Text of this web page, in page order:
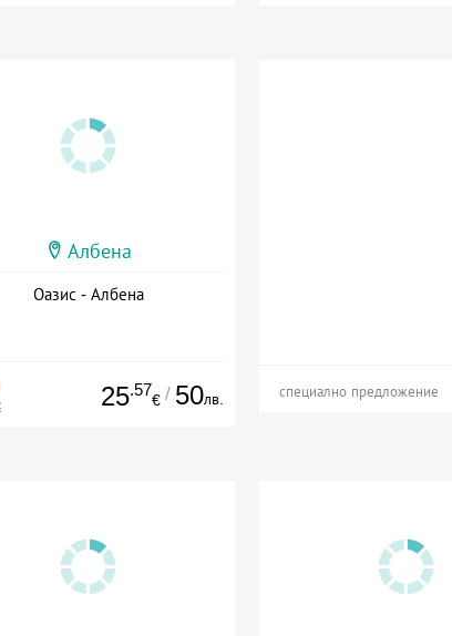
Албена
Оазис - Албена
25.57
€ / 50лв. специално предложение